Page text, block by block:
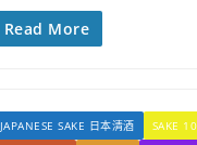
Read More
JAPANESE SAKE 日本清酒 SAKE